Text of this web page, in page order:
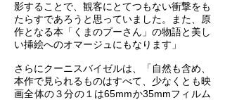
影することで、観客にとてつもない衝撃をも
たらすであろうと思っていました。また、原
作となる本「くまのプーさん」の物語と美し
い挿絵へのオマージュにもなります」
さらにクーニスバイゼルは、「自然も含め、
本作で見られるものはすべて、少なくとも映
画全体の３分の１は65mmか35mmフィルム